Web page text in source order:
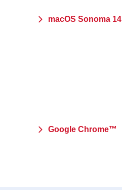
macOS Sonoma 14
Google Chrome™